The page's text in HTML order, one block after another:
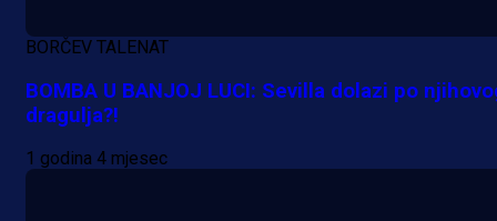
BORČEV TALENAT
BOMBA U BANJOJ LUCI: Sevilla dolazi po
dragulja?!
1 godina 4 mjesec